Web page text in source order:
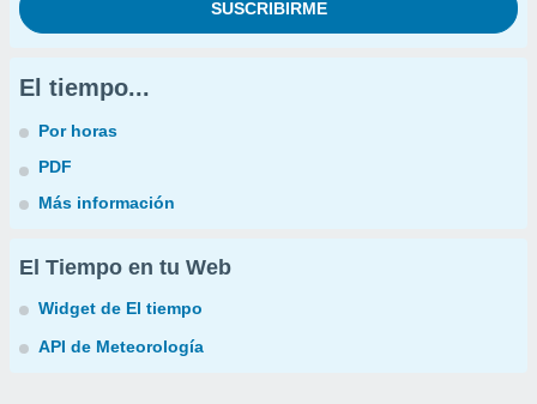
El tiempo...
Por horas
PDF
Más información
El Tiempo en tu Web
Widget de El tiempo
API de Meteorología